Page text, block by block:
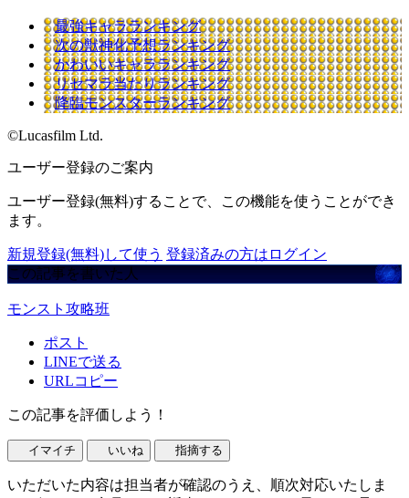
最強キャラランキング
次の獣神化予想ランキング
かわいいキャラランキング
リセマラ当たりランキング
降臨モンスターランキング
©Lucasfilm Ltd.
ユーザー登録のご案内
ユーザー登録(無料)することで、この機能を使うことができ
ます。
新規登録(無料)して使う 登録済みの方はログイン
この記事を書いた人
モンスト攻略班
ポスト
LINEで送る
URLコピー
この記事を評価しよう！
イマイチ いいね 指摘する
いただいた内容は担当者が確認のうえ、順次対応いたしま